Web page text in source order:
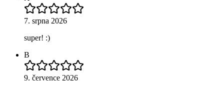
7. srpna 2026
super! :)
B
9. července 2026